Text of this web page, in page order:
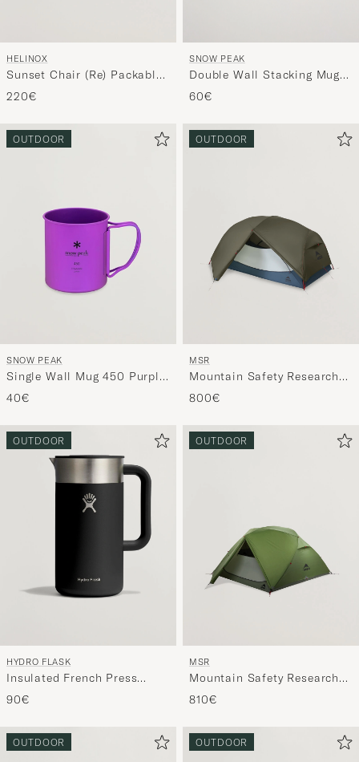
HELINOX
Sunset Chair (Re) Packable
Coyote Tan
220€
SNOW PEAK
Double Wall Stacking Mug
450 Titanium
60€
OUTDOOR
SNOW PEAK
Single Wall Mug 450 Purple
Titanium
40€
OUTDOOR
MSR
Mountain Safety Research
Hubba Hubba HD 2P Tent
Green
800€
OUTDOOR
HYDRO FLASK
Insulated French Press
Coffee Maker Black
90€
OUTDOOR
MSR
Mountain Safety Research
Elexir 4P Tent Green
810€
OUTDOOR OUTDOOR